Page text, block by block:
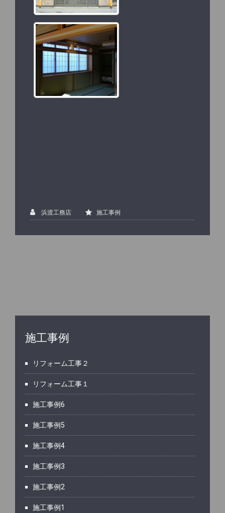
浜渡工務店 施工事例
施工事例
リフォーム工事２
リフォーム工事１
施工事例6
施工事例5
施工事例4
施工事例3
施工事例2
施工事例1